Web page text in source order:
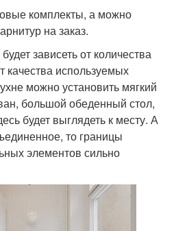
комплекты, а можно
на заказ.
зависеть от количества
качества используемых
можно установить мягкий
большой обеденный стол,
будет выглядеть к месту. А
то границы
элементов сильно